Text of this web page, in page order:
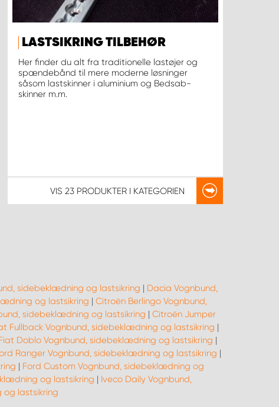
LASTSIKRING TILBEHØR
Her finder du alt fra traditionelle lastøjer og
spændebånd til mere moderne løsninger
såsom lastskinner i aluminium og Bedsab-
skinner m.m.
VIS 23 PRODUKTERI KATEGORIEN
sidebeklædning og lastsikring | Dacia Vognbund,
og lastsikring | Citroën Berlingo Vognbund,
sidebeklædning og lastsikring | Citroën Jumper
Fullback Vognbund, sidebeklædning og lastsikring |
Doblo Vognbund, sidebeklædning og lastsikring |
Ranger Vognbund, sidebeklædning og lastsikring |
| Ford Custom Vognbund, sidebeklædning og
og lastsikring | Iveco Daily Vognbund,
og lastsikring